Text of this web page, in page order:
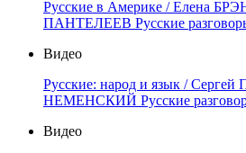
Русские в Америке / Елена
ПАНТЕЛЕЕВ Русские
Видео
Русские: народ и язык /
НЕМЕНСКИЙ Русские
Видео